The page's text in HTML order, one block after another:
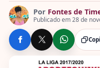
Por Fontes de
Publicado em 28 de
COMPARTILHE